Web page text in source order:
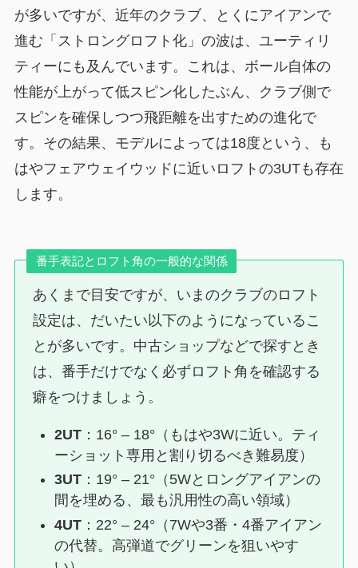
が多いですが、近年のクラブ、とくにアイアンで
進む「ストロングロフト化」の波は、ユーティリ
ティーにも及んでいます。これは、ボール自体の
性能が上がって低スピン化したぶん、クラブ側で
スピンを確保しつつ飛距離を出すための進化で
す。その結果、モデルによっては18度という、も
はやフェアウェイウッドに近いロフトの3UTも存在
します。
番手表記とロフト角の一般的な関係
あくまで目安ですが、いまのクラブのロフト
設定は、だいたい以下のようになっているこ
とが多いです。中古ショップなどで探すとき
は、番手だけでなく必ずロフト角を確認する
癖をつけましょう。
2UT ：16° – 18°（もはや3Wに近い。ティ
ーショット専用と割り切るべき難易度）
3UT ：19° – 21°（5Wとロングアイアンの
間を埋める、最も汎用性の高い領域）
4UT ：22° – 24°（7Wや3番・4番アイアン
の代替。高弾道でグリーンを狙いやす